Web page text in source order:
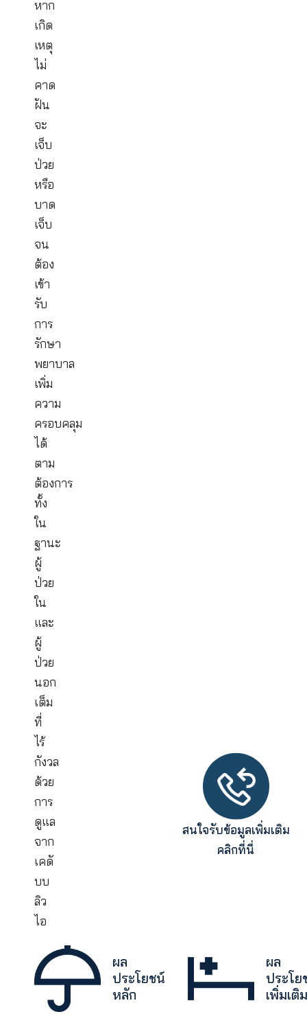
ประกัน
ชีวิต
และ
สุขภาพ
กลุ่ม
ที่
สร้าง
ความ
มั่นใจ
หาก
เกิด
เหตุ
ไม่
คาด
ฝัน
จะ
เจ็บ
ป่วย
หรือ
บาด
เจ็บ
จน
ต้อง
เข้า
รับ
การ
รักษา
พยาบาล
ความ
ครอบคลุม
ได้
ตาม
ต้องการ
ทั้ง
ใน
ฐานะ
ผู้
ป่วย
และ
ผู้
ป่วย